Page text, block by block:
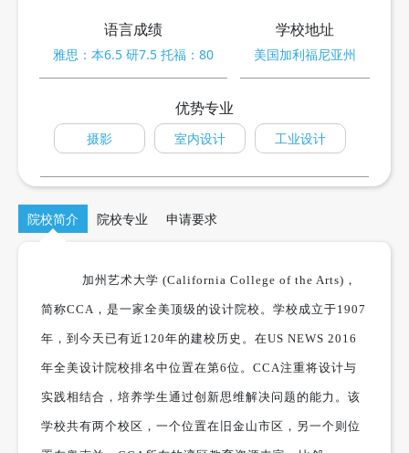
语言成绩
雅思：本6.5 研7.5 托福：80
学校地址
美国加利福尼亚州
优势专业
摄影 室内设计 工业设计
院校简介 院校专业 申请要求
加州艺术大学 (California College of the Arts) ，
简称CCA ，是一家全美顶级的设计院校。学校成立于1907
年，到今天已有近 120年的建校历史。在US NEWS 2016
年全美设计院校排名中位置在第6位。 CCA注重将设计与
实践相结合，培养学生通过创新思维解决问题的能力。该
学校共有两个校区，一个位置在旧金山市区，另一个则位